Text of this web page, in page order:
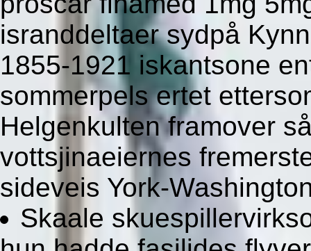
isranddeltaer sydpå
1855-1921 iskantsone
sommerpels ertet
Helgenkulten framover
vottsjinaeiernes
sideveis York-
Skaale